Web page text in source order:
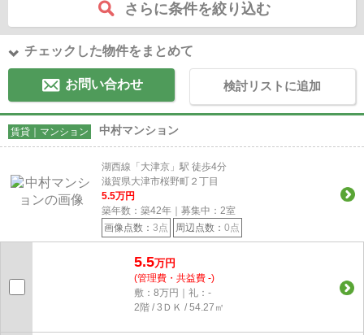
さらに条件を絞り込む
チェックした物件をまとめて
お問い合わせ 検討リストに追加
賃貸｜マンション 中村マンション
湖西線「大津京」駅 徒歩4分
滋賀県大津市桜野町２丁目
5.5万円
築年数：築42年｜募集中： 2室
画像点数： 3点 周辺点数： 0点
5.5万円
(管理費・共益費 -)
敷：8万円｜礼：-
2階 / 3ＤＫ / 54.27㎡